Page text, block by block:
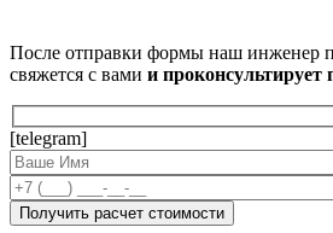
После отправки формы наш инженер
свяжется с вами и проконсультирует
[telegram]